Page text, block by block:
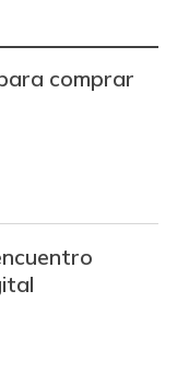
+0,91%
-5,00%
comprar